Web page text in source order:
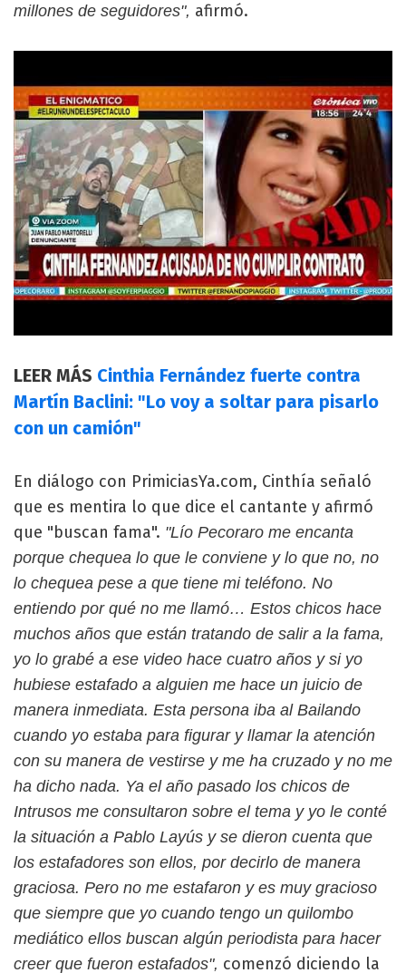
millones de seguidores", afirmó.
LEER MÁS Cinthia Fernández fuerte contra
Martín Baclini: "Lo voy a soltar para pisarlo
con un camión"
En diálogo con PrimiciasYa.com, Cinthía señaló
que es mentira lo que dice el cantante y afirmó
que "buscan fama". "Lío Pecoraro me encanta
porque chequea lo que le conviene y lo que no, no
lo chequea pese a que tiene mi teléfono. No
entiendo por qué no me llamó… Estos chicos hace
muchos años que están tratando de salir a la fama,
yo lo grabé a ese video hace cuatro años y si yo
hubiese estafado a alguien me hace un juicio de
manera inmediata. Esta persona iba al Bailando
cuando yo estaba para figurar y llamar la atención
con su manera de vestirse y me ha cruzado y no me
ha dicho nada. Ya el año pasado los chicos de
Intrusos me consultaron sobre el tema y yo le conté
la situación a Pablo Layús y se dieron cuenta que
los estafadores son ellos, por decirlo de manera
graciosa. Pero no me estafaron y es muy gracioso
que siempre que yo cuando tengo un quilombo
mediático ellos buscan algún periodista para hacer
creer que fueron estafados", comenzó diciendo la